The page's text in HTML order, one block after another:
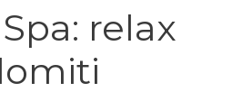
relax